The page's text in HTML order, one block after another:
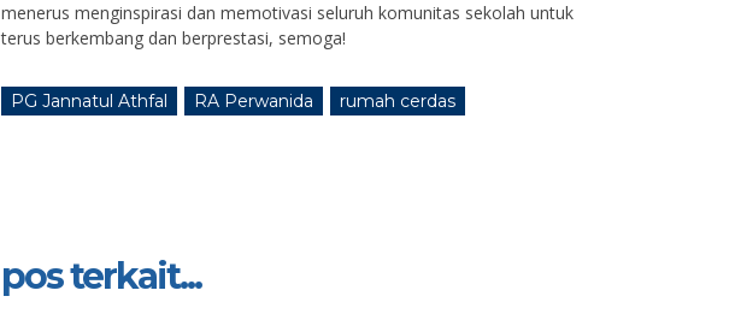
menerus menginspirasi dan memotivasi seluruh komunitas sekolah untuk
terus berkembang dan berprestasi, semoga!
PG Jannatul Athfal RA Perwanida rumah cerdas
pos terkait...